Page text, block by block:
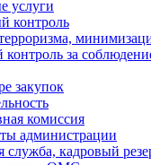
услуги
контроль
за
закупок
комиссия
администрации
кадровый